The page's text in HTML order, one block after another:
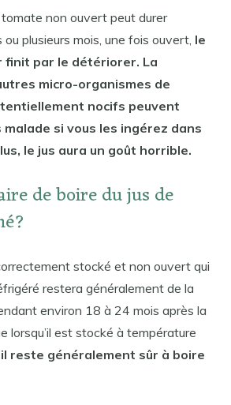
tomate non ouvert peut durer
plusieurs mois, une fois ouvert, le
finit par le détériorer. La
micro-organismes de
nocifs peuvent
si vous les ingérez dans
le jus aura un goût horrible.
de boire du jus de
stocké et non ouvert qui
restera généralement de la
environ 18 à 24 mois après la
lorsqu’il est stocké à température
reste généralement sûr à boire